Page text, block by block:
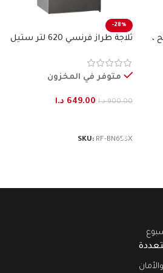
،
-28%
ثلاجة طراز فرنسي 620 لتر ستيل
متوفر في المخزون
900.00 د.ا 649.00 د.ا
SKU: RF-BN653X